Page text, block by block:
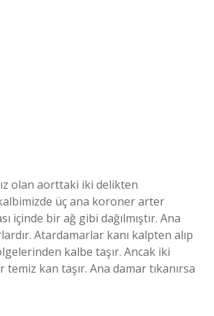
olan aorttaki iki delikten
üç ana koroner arter
bir ağ gibi dağılmıştır. Ana
Atardamarlar kanı kalpten alıp
kalbe taşır. Ancak iki
kan taşır. Ana damar tıkanırsa